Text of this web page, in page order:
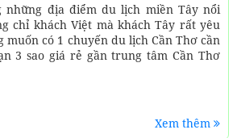
những địa điểm du lịch miền Tây nổi
chỉ khách Việt mà khách Tây rất yêu
muốn có 1 chuyến du lịch Cần Thơ cần
3 sao giá rẻ gần trung tâm Cần Thơ
Xem thêm